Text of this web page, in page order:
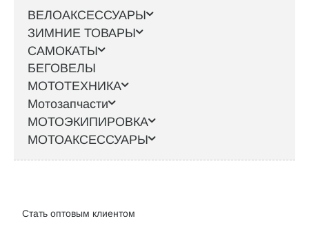
ВЕЛОАКСЕССУАРЫ
ЗИМНИЕ ТОВАРЫ
САМОКАТЫ
БЕГОВЕЛЫ
МОТОТЕХНИКА
Мотозапчасти
МОТОЭКИПИРОВКА
МОТОАКСЕССУАРЫ
Стать оптовым клиентом